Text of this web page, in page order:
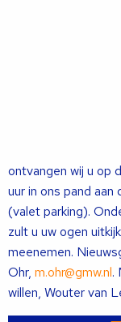
ontvangen wij u op
uur in ons pand
(valet parking).
zult u uw ogen
meenemen.
Ohr, m.ohr@gmw.nl.
willen, Wouter van